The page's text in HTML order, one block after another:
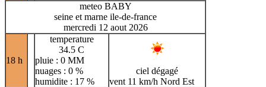
meteo BABY
seine et marne ile-de-france
mercredi 12 aout 2026
18 h
temperature
34.5 C
pluie : 0 MM
nuages : 0 %
humidite : 17 %
ciel dégagé
vent 11 km/h Nord Est